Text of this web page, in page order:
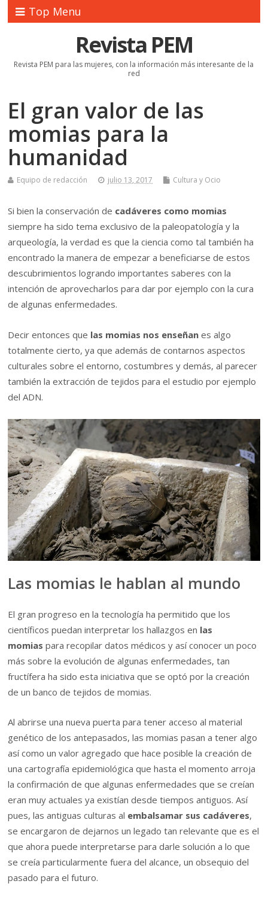
Top Menu
Revista PEM
Revista PEM para las mujeres, con la información más interesante de la
red
El gran valor de las
momias para la
humanidad
Equipo de redacción julio 13, 2017 Cultura y Ocio
Si bien la conservación de cadáveres como momias
siempre ha sido tema exclusivo de la paleopatología y la
arqueología, la verdad es que la ciencia como tal también ha
encontrado la manera de empezar a beneficiarse de estos
descubrimientos logrando importantes saberes con la
intención de aprovecharlos para dar por ejemplo con la cura
de algunas enfermedades.
Decir entonces que las momias nos enseñan es algo
totalmente cierto, ya que además de contarnos aspectos
culturales sobre el entorno, costumbres y demás, al parecer
también la extracción de tejidos para el estudio por ejemplo
del ADN.
Las momias le hablan al mundo
El gran progreso en la tecnología ha permitido que los
científicos puedan interpretar los hallazgos en las
momiaspara recopilar datos médicos y así conocer un poco
más sobre la evolución de algunas enfermedades, tan
fructífera ha sido esta iniciativa que se optó por la creación
de un banco de tejidos de momias.
Al abrirse una nueva puerta para tener acceso al material
genético de los antepasados, las momias pasan a tener algo
así como un valor agregado que hace posible la creación de
una cartografía epidemiológica que hasta el momento arroja
la confirmación de que algunas enfermedades que se creían
eran muy actuales ya existían desde tiempos antiguos. Así
pues, las antiguas culturas al embalsamar sus cadáveres,
se encargaron de dejarnos un legado tan relevante que es el
que ahora puede interpretarse para darle solución a lo que
se creía particularmente fuera del alcance, un obsequio del
pasado para el futuro.